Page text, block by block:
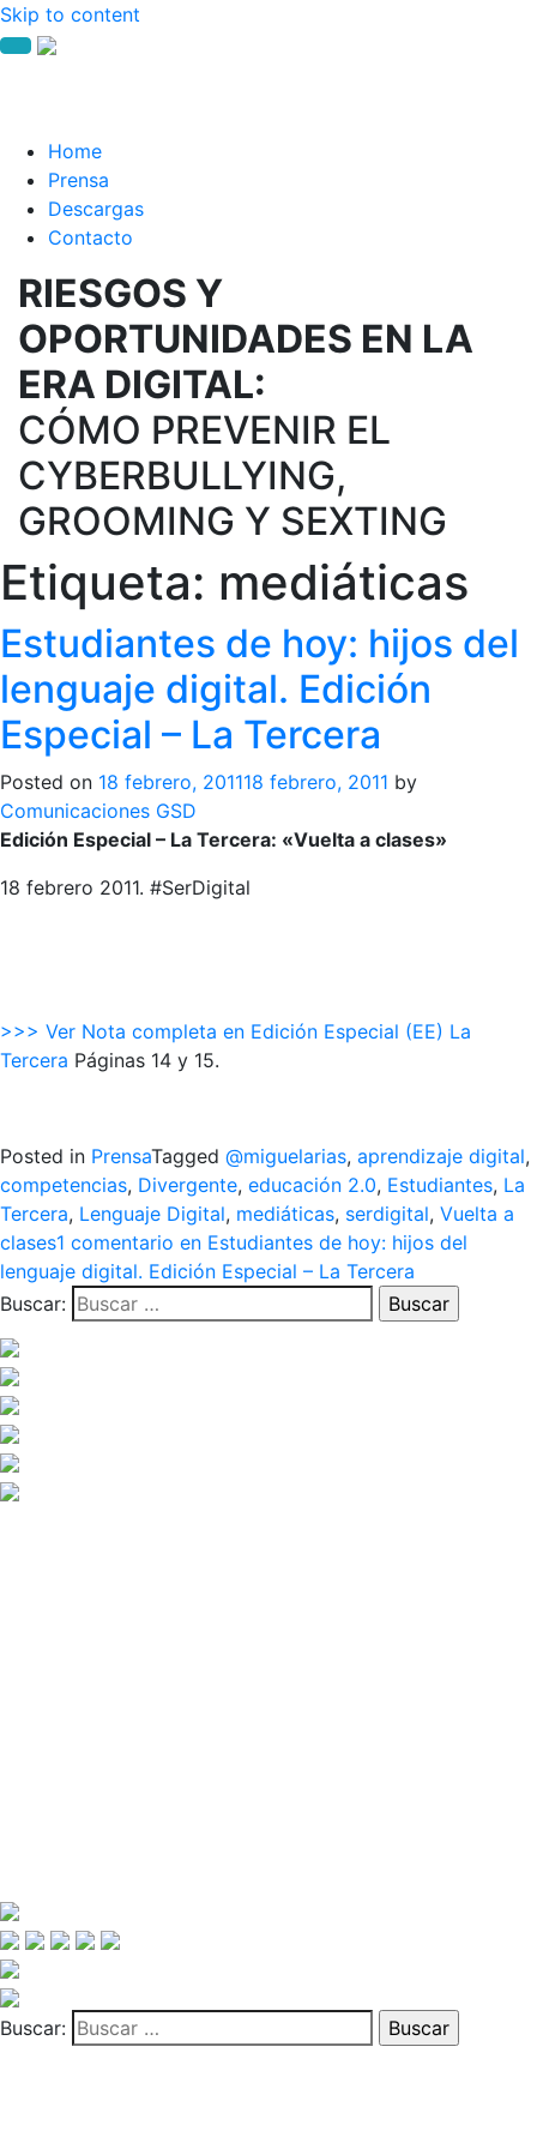
Skip to content
Home
Prensa
Descargas
Contacto
RIESGOS Y
OPORTUNIDADES EN LA
ERA DIGITAL:
CÓMO PREVENIR EL
CYBERBULLYING,
GROOMING Y SEXTING
Etiqueta: mediáticas
Estudiantes de hoy: hijos del
lenguaje digital. Edición
Especial – La Tercera
Posted on 18 febrero, 201118 febrero, 2011 by
Comunicaciones GSD
Edición Especial – La Tercera: «Vuelta a clases»
18 febrero 2011. #SerDigital
>>> Ver Nota completa en Edición Especial (EE) La
Tercera Páginas 14 y 15.
Posted in PrensaTagged @miguelarias, aprendizaje digital,
competencias, Divergente, educación 2.0, Estudiantes, La
Tercera, Lenguaje Digital, mediáticas, serdigital, Vuelta a
clases1 comentario en Estudiantes de hoy: hijos del
lenguaje digital. Edición Especial – La Tercera
Buscar:
Buscar: